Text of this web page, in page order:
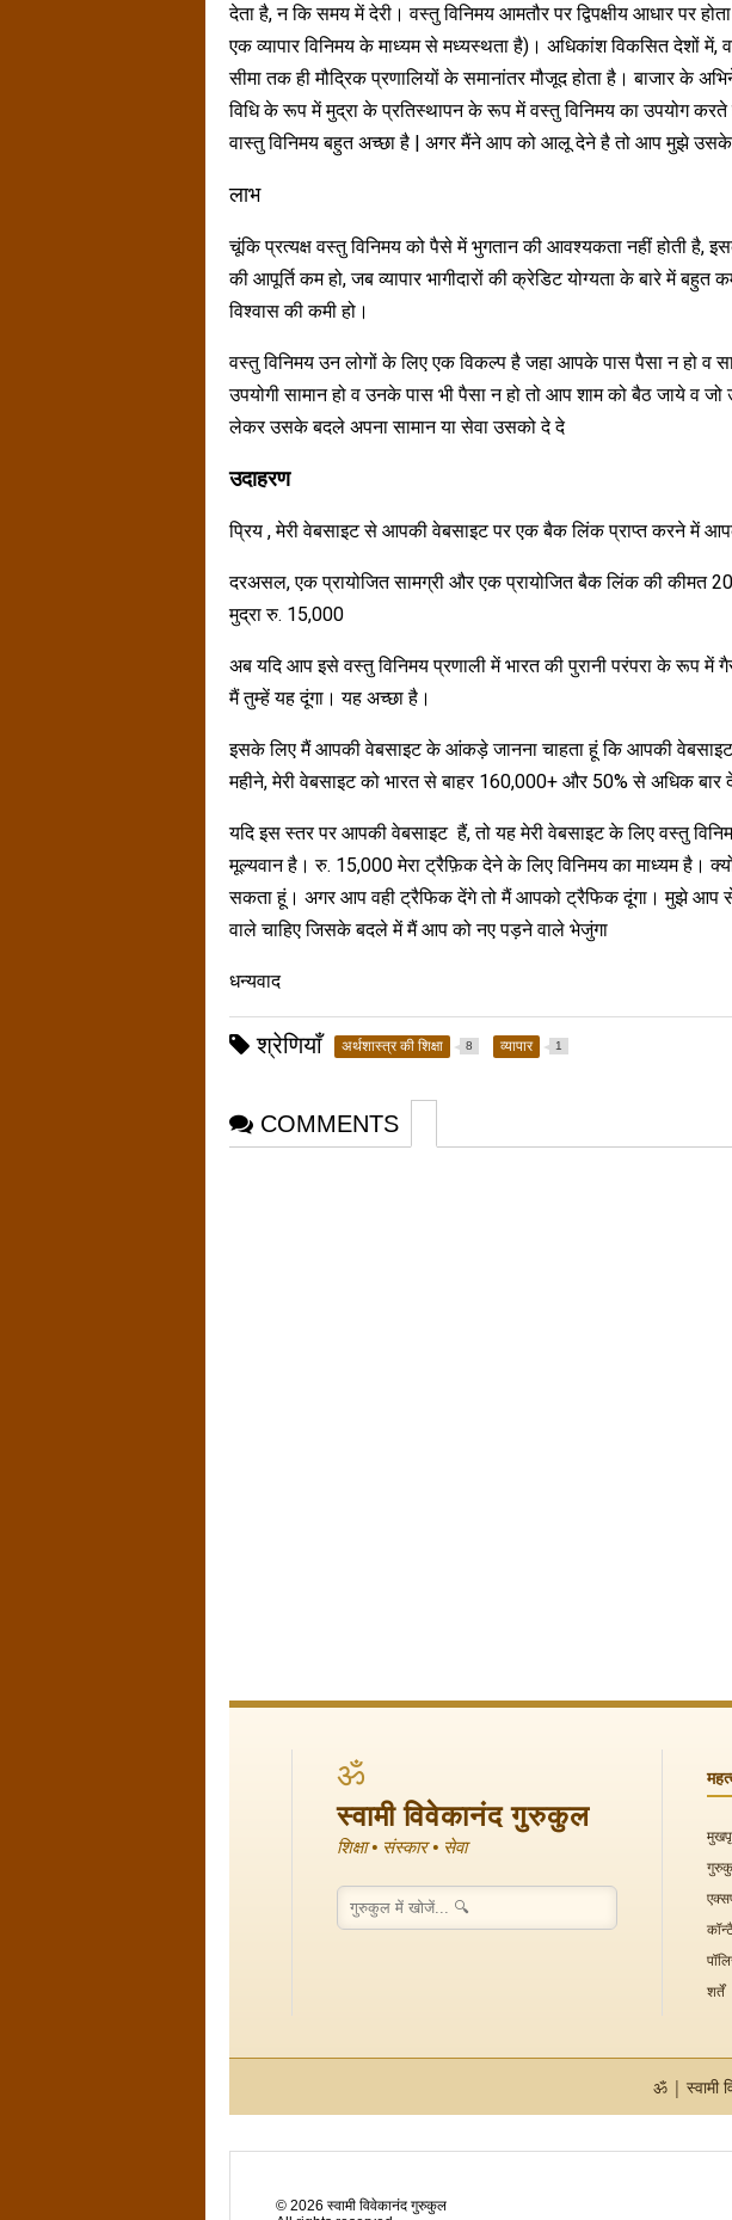
देता है, न कि समय में देरी। वस्तु विनिमय आमतौर पर द्विपक्षीय आधार पर
एक व्यापार विनिमय के माध्यम से मध्यस्थता है)। अधिकांश विकसित देशों
सीमा तक ही मौद्रिक प्रणालियों के समानांतर मौजूद होता है। बाजार के
विधि के रूप में मुद्रा के प्रतिस्थापन के रूप में वस्तु विनिमय का उपयोग
वास्तु विनिमय बहुत अच्छा है | अगर मैंने आप को आलू देने है तो आप मुझे उसके
लाभ
चूंकि प्रत्यक्ष वस्तु विनिमय को पैसे में भुगतान की आवश्यकता नहीं होती है,
की आपूर्ति कम हो, जब व्यापार भागीदारों की क्रेडिट योग्यता के बारे में बहुत
विश्वास की कमी हो।
वस्तु विनिमय उन लोगों के लिए एक विकल्प है जहा आपके पास पैसा न हो व
उपयोगी सामान हो व उनके पास भी पैसा न हो तो आप शाम को बैठ जाये व जो
लेकर उसके बदले अपना सामान या सेवा उसको दे दे
उदाहरण
प्रिय , मेरी वेबसाइट से आपकी वेबसाइट पर एक बैक लिंक प्राप्त करने में
दरअसल, एक प्रायोजित सामग्री और एक प्रायोजित बैक लिंक की कीमत
मुद्रा रु. 15,000
अब यदि आप इसे वस्तु विनिमय प्रणाली में भारत की पुरानी परंपरा के रूप में
मैं तुम्हें यह दूंगा। यह अच्छा है।
इसके लिए मैं आपकी वेबसाइट के आंकड़े जानना चाहता हूं कि आपकी वेबसाइट
महीने, मेरी वेबसाइट को भारत से बाहर 160,000+ और 50% से अधिक बार
यदि इस स्तर पर आपकी वेबसाइट हैं, तो यह मेरी वेबसाइट के लिए वस्तु
मूल्यवान है। रु. 15,000 मेरा ट्रैफ़िक देने के लिए विनिमय का माध्यम है।
सकता हूं। अगर आप वही ट्रैफिक देंगे तो मैं आपको ट्रैफिक दूंगा। मुझे आप
वाले चाहिए जिसके बदले में मैं आप को नए पड़ने वाले भेजुंगा
धन्यवाद
श्रेणियाँ अर्थशास्त्र की शिक्षा 8 व्यापार 1
COMMENTS
ॐ
स्वामी विवेकानंद गुरुकुल
शिक्षा • संस्कार • सेवा
शर्तें
ॐ | स्वामी
©2026 स्वामी विवेकानंद गुरुकुल